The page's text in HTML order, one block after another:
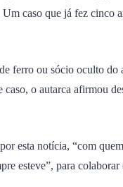
caso que já fez
ferro ou sócio oculto
o autarca afirmou
esta notícia, “com
esteve”, para